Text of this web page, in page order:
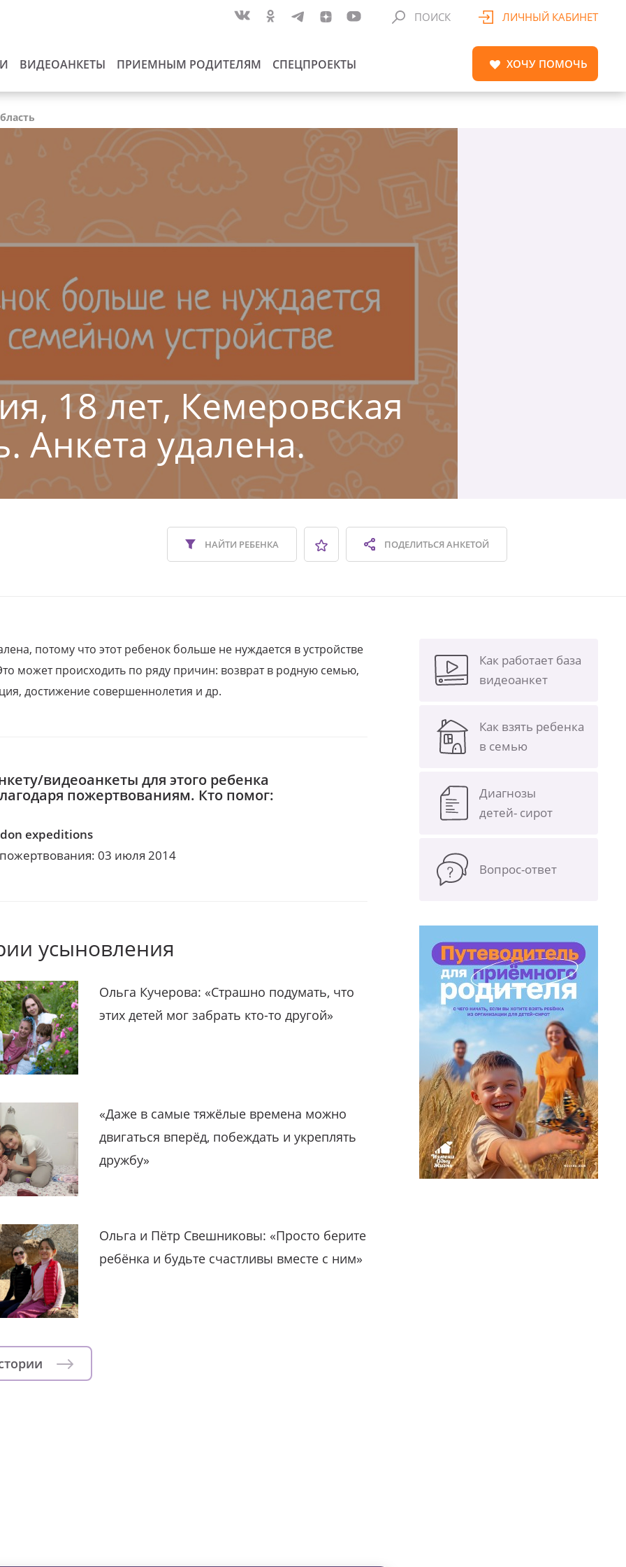
ВИДЕОАНКЕТЫ ПРИЕМНЫМ РОДИТЕЛЯМ СПЕЦПРОЕКТЫ
ПОИСК ЛИЧНЫЙ КАБИНЕТ
ХОЧУ ПОМОЧЬ
18 лет, Кемеровская
Анкета удалена.
ПОДЕЛИТЬСЯАНКЕТОЙ
НАЙТИ РЕБЕНКА
потому что этот ребенок больше не нуждается в устройстве
может происходить по ряду причин: возврат в родную семью,
достижение совершеннолетия и др.
видеоанкеты для этого ребенка
пожертвованиям. Кто помог:
expeditions
03 июля 2014
усыновления
Ольга Кучерова: «Страшно подумать, что
этих детей мог забрать кто-то другой»
«Даже в самые тяжёлые времена можно
двигаться вперёд, побеждать и укреплять
дружбу»
Ольга и Пётр Свешниковы: «Просто берите
ребёнка и будьте счастливы вместе с ним»
Как работает база
видеоанкет
Как взять ребенка
в семью
Диагнозы
детей- сирот
Вопрос-ответ